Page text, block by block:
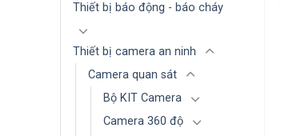
Thiết bị báo động - báo cháy
Thiết bị camera an ninh
Camera quan sát
Bộ KIT Camera
Camera 360 độ